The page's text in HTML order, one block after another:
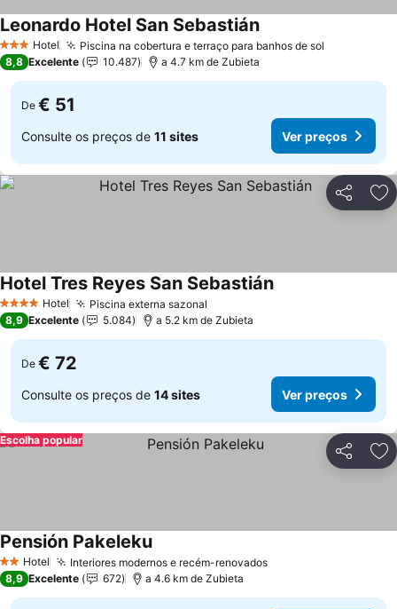
3 EstrelasHotel Piscina na cobertura e terraço para banhos de sol
Leonardo Hotel San Sebastián
8,8 Excelente 10.487 a 4.7 km de Zubieta
De € 51
Consulte os preços de 11 sites Ver preços
Partilhar
4 EstrelasHotel Piscina externa sazonal
Hotel Tres Reyes San Sebastián
8,9 Excelente 5.084 a 5.2 km de Zubieta
De € 72
Consulte os preços de 14 sites Ver preços
Partilhar
Escolha popular
2 Estrelas
Hotel Interiores modernos e recém-renovados
Pensión Pakeleku
8,9 Excelente 672 a 4.6 km de Zubieta